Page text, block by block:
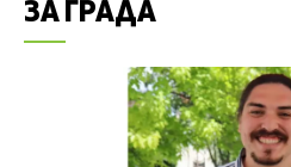
ЗА ГРАДА